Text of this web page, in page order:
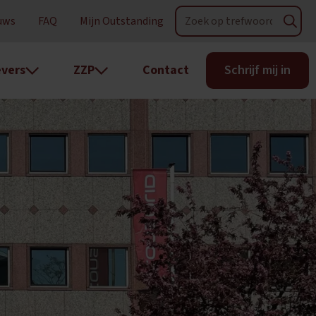
FAQ Mijn Outstanding
ZZP Contact Schrijf mij in